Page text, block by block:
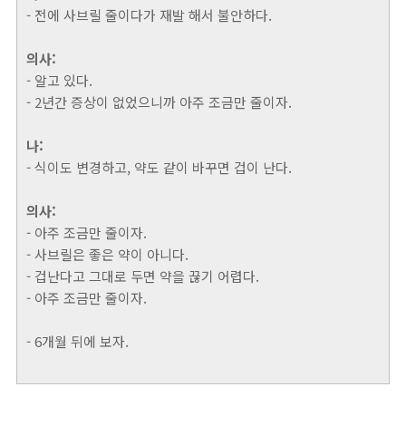
- 전에 사브릴 줄이다가 재발 해서 불안하다.
의사:
- 알고 있다.
- 2년간 증상이 없었으니까 아주 조금만 줄이자.
나:
- 식이도 변경하고, 약도 같이 바꾸면 겁이 난다.
의사:
- 아주 조금만 줄이자.
- 사브릴은 좋은 약이 아니다.
- 겁난다고 그대로 두면 약을 끊기 어렵다.
- 아주 조금만 줄이자.
- 6개월 뒤에 보자.